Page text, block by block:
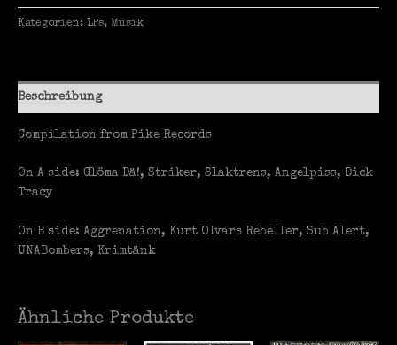
Vol.
Kategorien: LPs, Musik
Beschreibung
Compilation from Pike Records
On A side: Glöma Dä!, Striker, Slaktrens, Angelpiss, Dick
Tracy
On B side: Aggrenation, Kurt Olvars Rebeller, Sub Alert,
UNABombers, Krimtänk
Ähnliche Produkte